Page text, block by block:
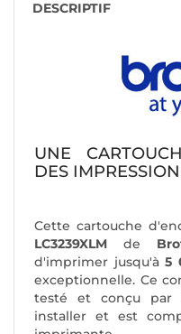
DESCRIPTIF
UNE
DES
Cette cartouche
LC3239XLM de
d'imprimer jusqu'à5
exceptionnelle. Ce
testé et conçu par
installer et est